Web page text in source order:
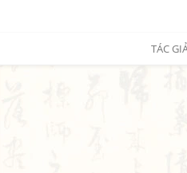
TÁC